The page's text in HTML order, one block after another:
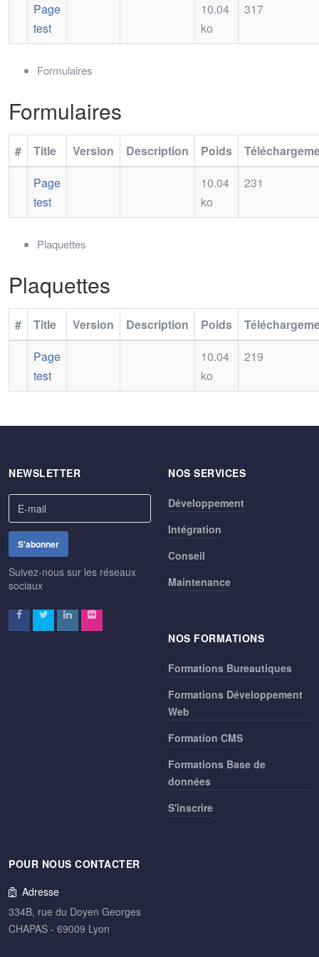
Page
test
10.04
ko
317
Formulaires
Formulaires
# Title Version Description Poids
Page
test
10.04
ko
231
Plaquettes
Plaquettes
# Title Version Description Poids
Page
test
10.04
ko
219
NEWSLETTER
Suivez-nous sur les réseaux
sociaux
NOS SERVICES
Développement
Intégration
Conseil
Maintenance
NOS FORMATIONS
Formations Bureautiques
Formations Développement
Web
Formation CMS
Formations Base de
données
S'inscrire
POUR NOUS CONTACTER
Adresse
334B, rue du Doyen Georges
CHAPAS - 69009 Lyon